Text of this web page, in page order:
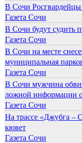
В Сочи
Газета Сочи
В Сочи будут судить
Газета Сочи
В Сочи на месте
муниципальная
Газета Сочи
В Сочи мужчина
ложной информации
Газета Сочи
На трассе «Джубга –
кювет
Газета Сочи